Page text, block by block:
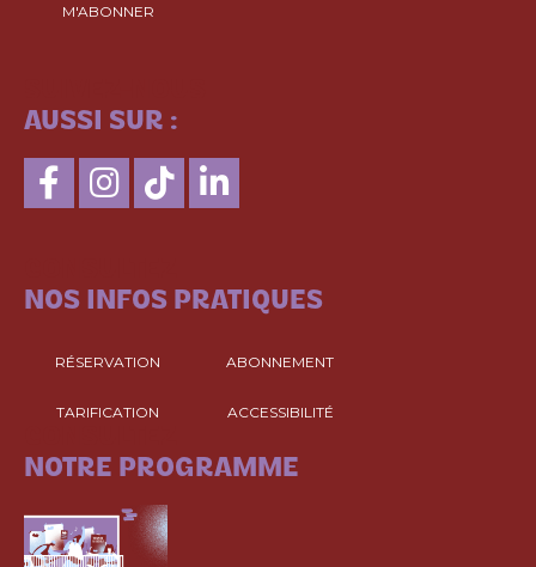
M'ABONNER
AUSSI SUR :
NOS INFOS PRATIQUES
RÉSERVATION ABONNEMENT
TARIFICATION ACCESSIBILITÉ
NOTRE PROGRAMME